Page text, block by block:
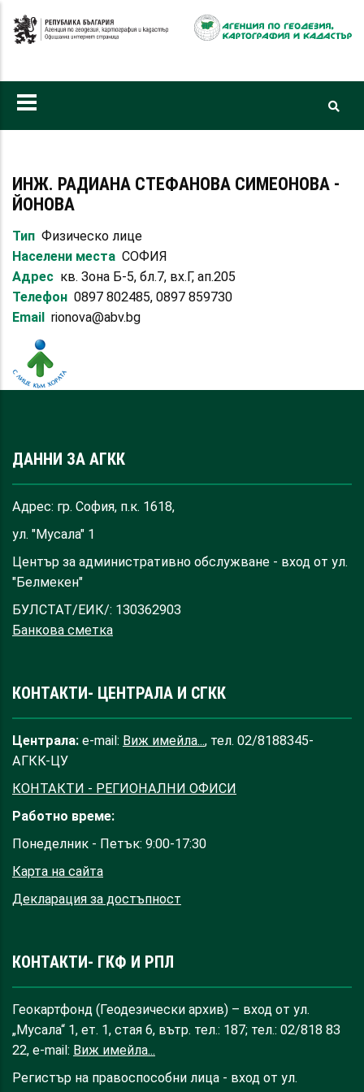
към
ИНЖ. РАДИАНА СТЕФАНОВА СИМЕОНОВА -
ЙОНОВА
Тип Физическо лице
Населени места СОФИЯ
Адрес кв. Зона Б-5, бл.7, вх.Г, ап.205
Телефон 0897 802485, 0897 859730
Email
rionova@abv.bg
ДАННИ ЗА АГКК
Адрес: гр. София, п.к. 1618,
ул. "Мусала" 1
Център за административно обслужване - вход от ул.
"Белмекен"
БУЛСТАТ/ЕИК/: 130362903
Банкова сметка
КОНТАКТИ- ЦЕНТРАЛА И СГКК
Централа: e-mail: Виж имейла..., тел. 02/8188345-
АГКК-ЦУ
КОНТАКТИ - РЕГИОНАЛНИ ОФИСИ
Работно време:
Понеделник - Петък: 9:00-17:30
Карта на сайта
Декларация за достъпност
КОНТАКТИ- ГКФ И РПЛ
Геокартфонд (Геодезически архив) – вход от ул.
„Мусала“ 1, ет. 1, стая 6, вътр. тел.: 187; тел.: 02/818 83
22, e-mail: Виж имейла...
Регистър на правоспособни лица - вход от ул.